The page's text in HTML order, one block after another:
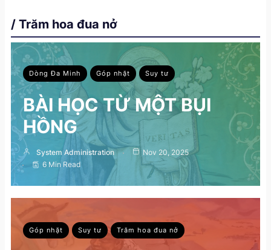
/ Trăm hoa đua nở
Dòng Đa Minh Góp nhặt Suy tư
BÀI HỌC TỪ MỘT BỤI
HỒNG
System Administration
Nov 20, 2025
6 Min Read
Góp nhặt Suy tư Trăm hoa đua nở